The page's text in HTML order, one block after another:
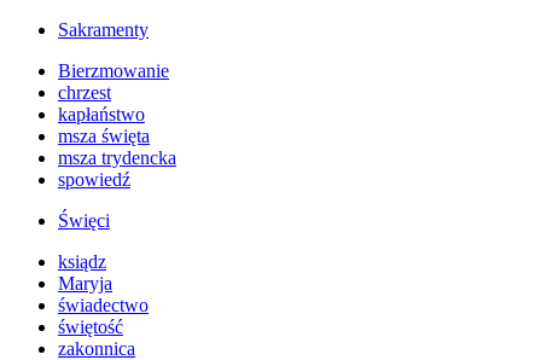
Sakramenty
Bierzmowanie
chrzest
kapłaństwo
msza święta
msza trydencka
spowiedź
Święci
ksiądz
Maryja
świadectwo
świętość
zakonnica